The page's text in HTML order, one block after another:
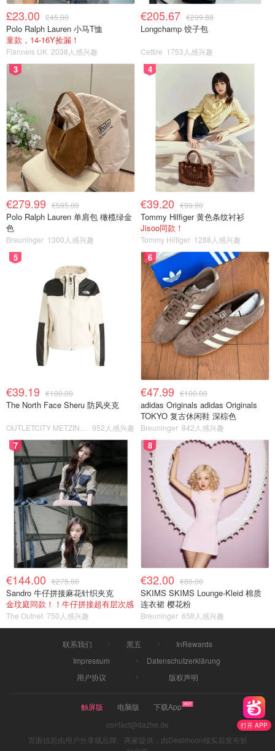
打开 APP
£23.00 £45.00
Polo Ralph Lauren 小马T恤
童款，14-16Y捡漏！
Flannels UK 2038人感兴趣
€205.67 €299.88
Longchamp 饺子包
Cettire 1753人感兴趣
3
€279.99 €595.00
Polo Ralph Lauren 单肩包 橄榄绿金
色
Breuninger 1300人感兴趣
4
€39.20 €99.90
Tommy Hilfiger 黄色条纹衬衫
Jisoo同款！
Tommy Hilfiger 1288人感兴趣
5
€39.19 €100.00
The North Face Sheru 防风夹克
952人感兴趣
6
€47.99 €100.00
adidas Originals adidas Originals
TOKYO 复古休闲鞋 深棕色
Breuninger 842人感兴趣
7
€144.00 €275.00
Sandro 牛仔拼接麻花针织夹克
金玟庭同款！！牛仔拼接超有层次感
The Outnet 750人感兴趣
8
€32.00 €80.00
SKIMS SKIMS Lounge-Kleid 棉质
连衣裙 樱花粉
Breuninger 658人感兴趣
联系我们 黑五
InRewards
Impressum
Datenschutzerklärung
用户协议
版权声明
触屏版 电脑版
下载App
contact@dazhe.de
页面信息由用户分享或品牌、商家提供，由Dealmoon核实后发布折